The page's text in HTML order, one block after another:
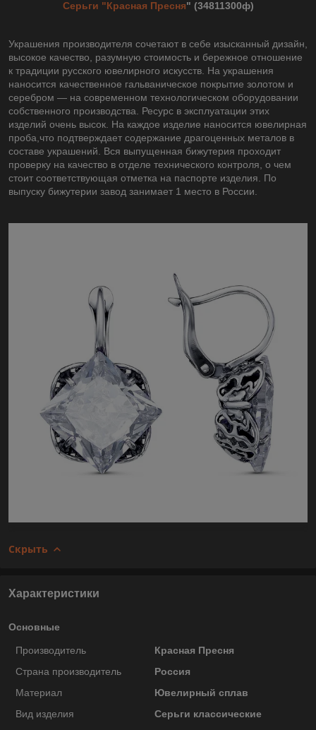
Серьги "Красная Пресня" (34811300ф)
Украшения производителя сочетают в себе изысканный дизайн,
высокое качество, разумную стоимость и бережное отношение
к традиции русского ювелирного искусств. На украшения
наносится качественное гальваническое покрытие золотом и
серебром — на современном технологическом оборудовании
собственного производства. Ресурс в эксплуатации этих
изделий очень высок. На каждое изделие наносится ювелирная
проба,что подтверждает содержание драгоценных металов в
составе украшений. Вся выпущенная бижутерия проходит
проверку на качество в отделе технического контроля, о чем
стоит соответствующая отметка на паспорте изделия. По
выпуску бижутерии завод занимает 1 место в России.
Скрыть
Характеристики
Основные
Производитель
Красная Пресня
Страна производитель
Россия
Материал
Ювелирный сплав
Вид изделия
Серьги классические